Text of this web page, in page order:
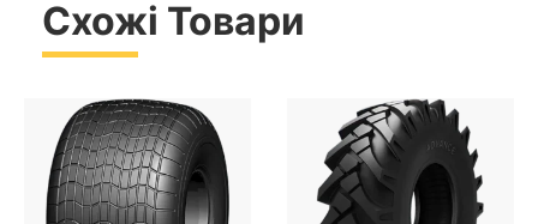
Схожі Товари